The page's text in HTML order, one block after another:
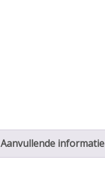
Aanvullende informatie